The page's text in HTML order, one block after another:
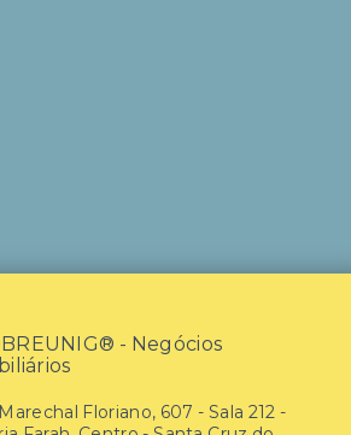
- Negócios
Floriano, 607 - Sala 212 -